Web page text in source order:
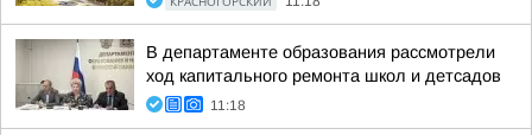
В департаменте образования рассмотрели
ход капитального ремонта школ и детсадов
11:18